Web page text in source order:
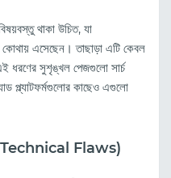
থাকা উচিত, যা
কোথায় এসেছেন। তাছাড়া এটি কেবল
ধরণের সুশৃঙ্খল পেজগুলো সার্চ
প্ল্যাটফর্মগুলোর কাছেও এগুলো
(Technical Flaws)